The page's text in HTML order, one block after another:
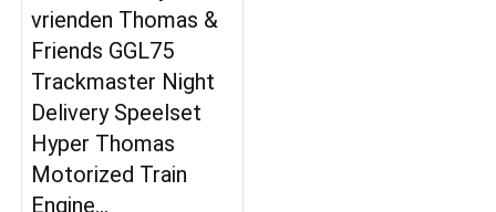
vrienden Thomas &
Friends GGL75
Trackmaster Night
Delivery Speelset
Hyper Thomas
Motorized Train
Engine…